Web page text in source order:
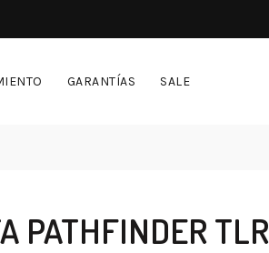
GARANTÍAS SALE
PATHFINDER TLR